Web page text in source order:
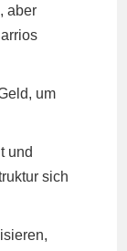
aber
um
und
sich